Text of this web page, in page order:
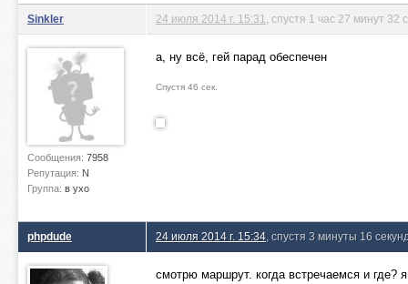
Sinkler
Сообщения: 7958
Репутация: N
Группа: в ухо
24 июля 2014 г. 15:31 , спустя 1 час 27 минут 32
а, ну всё, гей парад обеспечен
Спустя 46 сек.
phpdude 24 июля 2014 г. 15:34 , спустя 3 минуты 16
смотрю маршрут. когда встречаемся и где?